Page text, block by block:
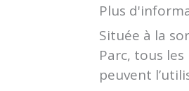
Plus
Située à la
Parc, tous
peuvent